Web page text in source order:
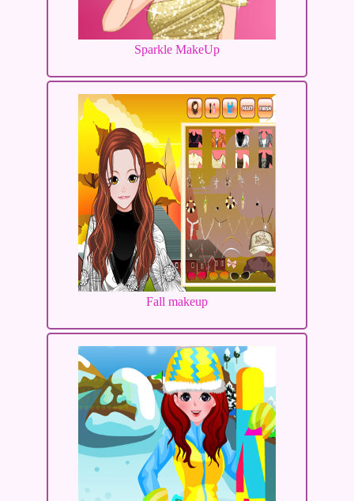
Sparkle MakeUp
Fall makeup